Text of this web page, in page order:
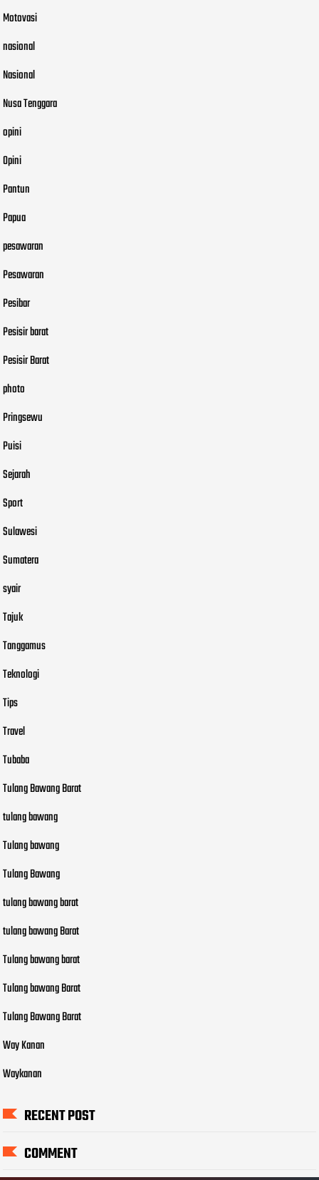
Motovasi
nasional
Nasional
Nusa Tenggara
opini
Opini
Pantun
Papua
pesawaran
Pesawaran
Pesibar
Pesisir barat
Pesisir Barat
photo
Pringsewu
Puisi
Sejarah
Sport
Sulawesi
Sumatera
syair
Tajuk
Tanggamus
Teknologi
Tips
Travel
Tubaba
Tulang Bawang Barat
tulang bawang
Tulang bawang
Tulang Bawang
tulang bawang barat
tulang bawang Barat
Tulang bawang barat
Tulang bawang Barat
Tulang Bawang Barat
Way Kanan
Waykanan
RECENT POST
COMMENT